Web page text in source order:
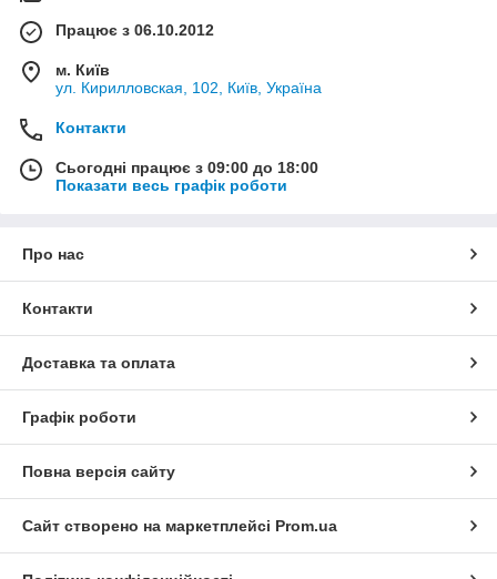
Працює з 06.10.2012
м. Київ
ул. Кирилловская, 102, Київ, Україна
Контакти
Сьогодні працює з 09:00 до 18:00
Показати весь графік роботи
Про нас
Контакти
Доставка та оплата
Графік роботи
Повна версія сайту
Сайт створено на маркетплейсі Prom.ua